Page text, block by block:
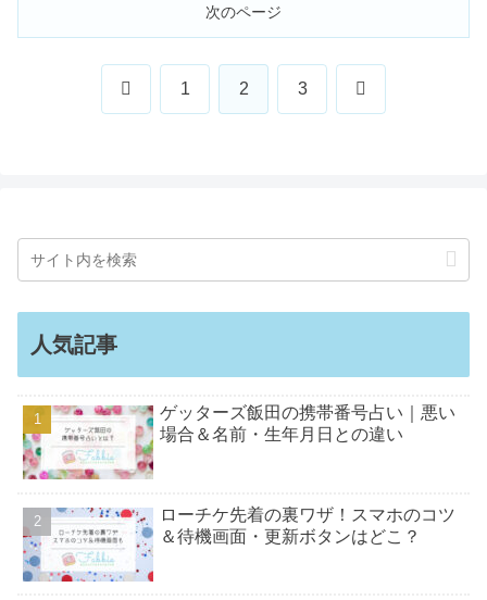
次のページ
前 1 2 3 次
人気記事
ゲッターズ飯田の携帯番号占い｜悪い
場合＆名前・生年月日との違い
ローチケ先着の裏ワザ！スマホのコツ
＆待機画面・更新ボタンはどこ？